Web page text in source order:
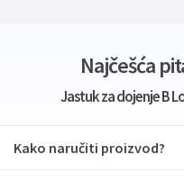
Najčešća
Jastuk za dojenje B
Kako naručiti proizvod?